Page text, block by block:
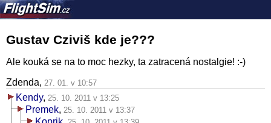
Gustav Cziviš kde je???
Ale kouká se na to moc hezky, ta zatracená nostalgie! :-)
Zdenda, 27. 01. v 10:57
Kendy, 25. 10. 2011 v 13:25
Premek, 25. 10. 2011 v 13:37